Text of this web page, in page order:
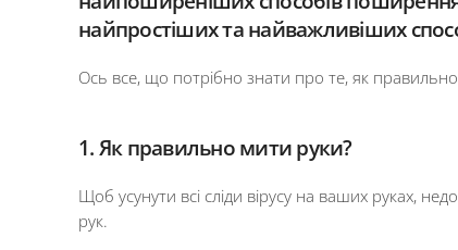
найпростіших та найважливіших
Ось все, що потрібно знати про те, як
1. Як правильно мити руки?
Щоб усунути всі сліди вірусу на ваших руках,
рук.